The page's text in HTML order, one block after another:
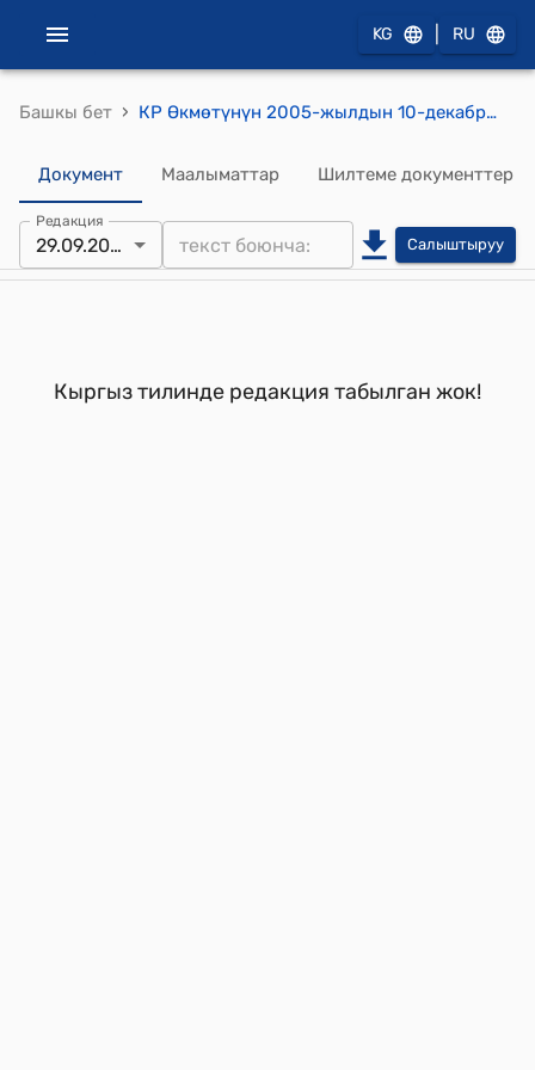
KG RU
Башкы бет › КР Өкмөтүнүн 2005-жылдын 10-декабрындагы №573 ""Кыргыз Республикасынын Ички иштер министрлигинин структурасын бекитүү жөнүндө" Кыргыз Республикасынын Өкмөтүнүн 2004-жылдын 5-июнундагы № 425 токтомуна өзгөртүү киргизүү тууралуу" токтому
Документ Маалыматтар Шилтеме документтер
Редакция
29.09.2006 Салыштыруу
Кыргыз тилинде редакция табылган жок!